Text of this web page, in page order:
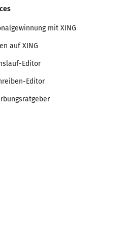
mit XING
auf XING
Editor
Editor